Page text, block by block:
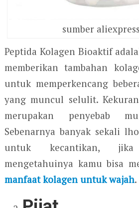
sumber
Peptida Kolagen Bioaktif
memberikan tambahan
untuk memperkencang
yang muncul selulit.
merupakan penyebab
Sebenarnya banyak sekali
untuk kecantikan,
mengetahuinya kamu bisa
manfaat kolagen untuk wajah.